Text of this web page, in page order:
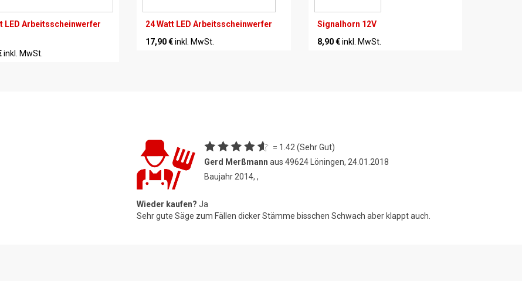
LED Arbeitsscheinwerfer
inkl. MwSt.
24 Watt LED Arbeitsscheinwerfer
17,90 €inkl. MwSt.
Signalhorn 12V
8,90 € inkl. MwSt.
= 1.42 (Sehr Gut)
Gerd Merßmann aus 49624 Löningen, 24.01.2018
Baujahr 2014, ,
Wieder kaufen? Ja
Sehr gute Säge zum Fällen dicker Stämme bisschen Schwach aber klappt auch.